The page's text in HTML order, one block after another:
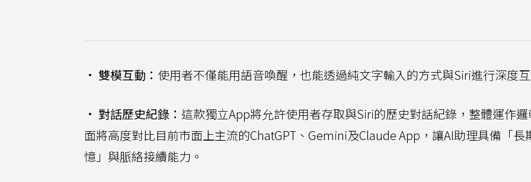
• 雙模互動： 使用者不僅能用語音喚醒，也能透過純文字輸入的方式與Siri進行深度
• 對話歷史紀錄： 這款獨立App將允許使用者存取與Siri的歷史對話紀錄，整體運作
面將高度對比目前市面上主流的ChatGPT、Gemini及Claude App，讓AI助理具備「長
憶」與脈絡接續能力。